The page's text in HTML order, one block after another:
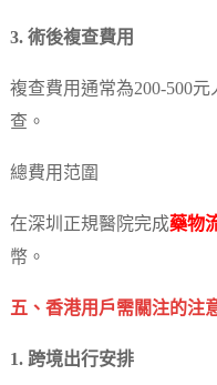
3. 術後複查費用
複查費用通常為200-500
查。
總費用范圍
在深圳正規醫院完成藥物
幣。
五、香港用戶需關注的注
1. 跨境出行安排